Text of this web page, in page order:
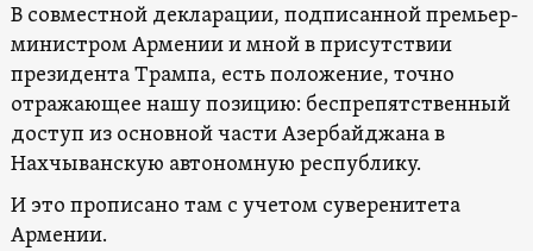
В совместной декларации, подписанной премьер-
министром Армении и мной в присутствии
президента Трампа, есть положение, точно
отражающее нашу позицию: беспрепятственный
доступ из основной части Азербайджана в
Нахчыванскую автономную республику.
И это прописано там с учетом суверенитета
Армении.